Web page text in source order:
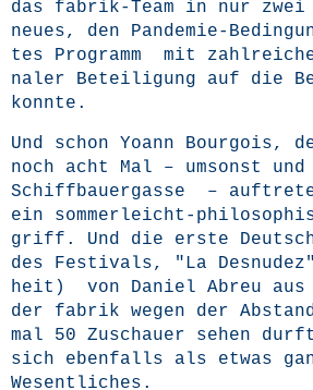
das fabrik-Team in nur zwei
neu­es, den Pan­de­mie-
tes Pro­gramm mit
na­ler Betei­li­gung auf die
konnte.
Und schon Yoann Bour­go­is,
noch acht Mal – umsonst
Schiff­bau­er­gas­se –
ein som­mer­leicht-
griff. Und die ers­te
des Fes­ti­vals, "La
heit) von Dani­el Abreu
der fabrik wegen der
mal 50 Zuschau­er sehen
sich eben­falls als etwas
Wesentliches.